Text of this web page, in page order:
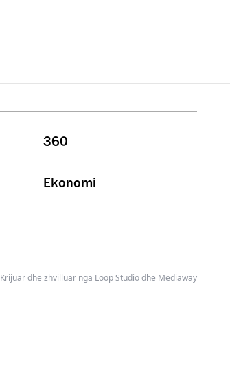
360
Ekonomi
Krijuar dhe zhvilluar nga Loop Studiodhe Mediaway